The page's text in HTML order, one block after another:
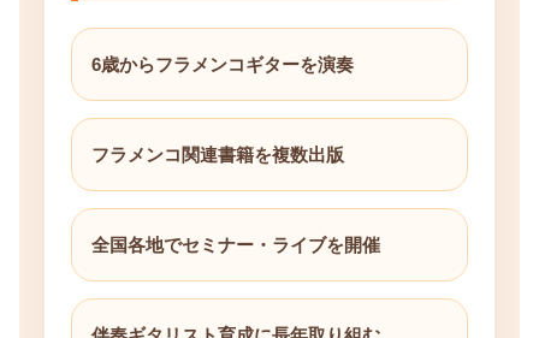
6歳からフラメンコギターを演奏
フラメンコ関連書籍を複数出版
全国各地でセミナー・ライブを開催